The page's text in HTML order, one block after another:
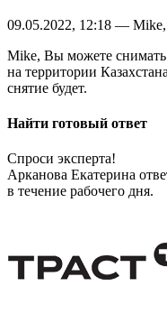
09.05.2022, 12:18 —
Mike, Вы можете
на территории
снятие будет.
Найти готовый ответ
Спроси эксперта!
Арканова Екатерина
в течение рабочего дня.